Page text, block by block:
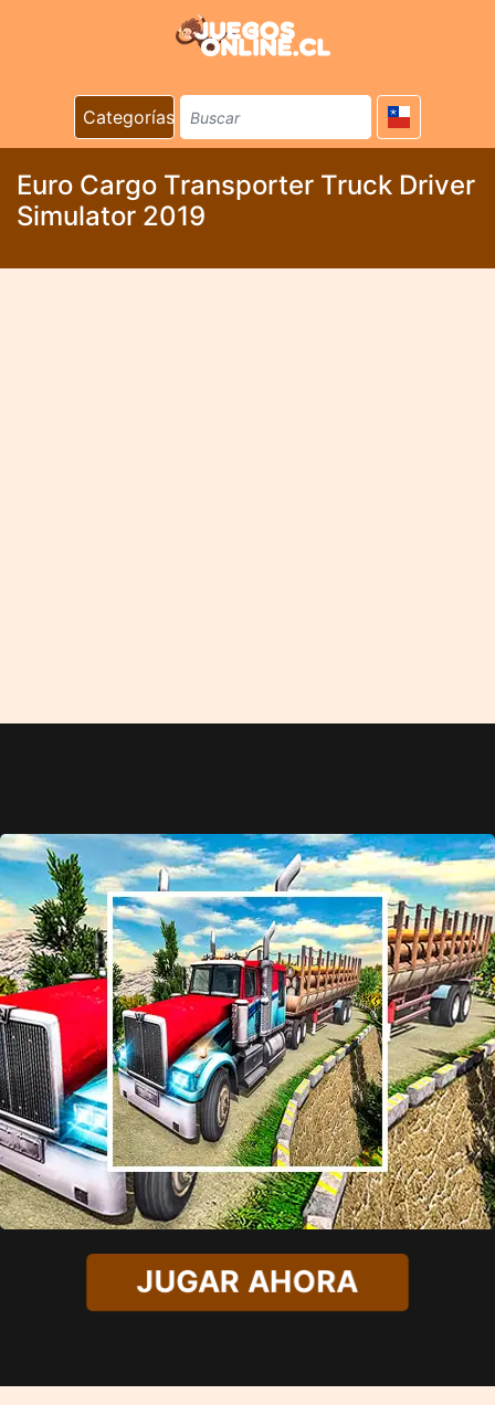
Categorías
Euro Cargo Transporter Truck Driver
Simulator 2019
JUGAR AHORA